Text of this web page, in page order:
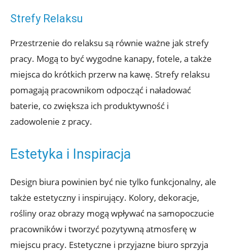
Strefy Relaksu
Przestrzenie do relaksu są równie ważne jak strefy
pracy. Mogą to być wygodne kanapy, fotele, a także
miejsca do krótkich przerw na kawę. Strefy relaksu
pomagają pracownikom odpocząć i naładować
baterie, co zwiększa ich produktywność i
zadowolenie z pracy.
Estetyka i Inspiracja
Design biura powinien być nie tylko funkcjonalny, ale
także estetyczny i inspirujący. Kolory, dekoracje,
rośliny oraz obrazy mogą wpływać na samopoczucie
pracowników i tworzyć pozytywną atmosferę w
miejscu pracy. Estetyczne i przyjazne biuro sprzyja